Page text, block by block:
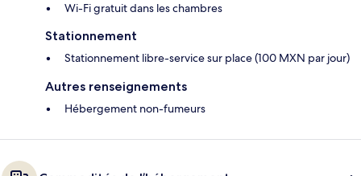
Wi-Fi gratuit dans les chambres
Stationnement
Stationnement libre-service sur place (100 MXN par jour)
Autres renseignements
Hébergement non-fumeurs